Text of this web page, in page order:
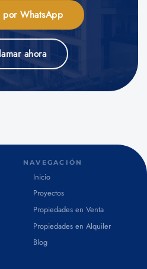
por WhatsApp
ahora
NAVEGACIÓN
Inicio
Proyectos
Propiedades en Venta
Propiedades en Alquiler
Blog